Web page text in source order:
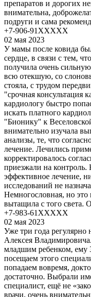
препаратов и дорогих
внимательна,
подруги и сама
+7-906-91XXXXX
02 мая 2023
У мамы после ковида
сердце, в связи с тем,
получила очень
всю отекшую, со
стояла, с трудом
"срочная консультация
кардиологу быстро
искать платного
"Бионику" к
внимательно изучала
анализы, те, что
лечение. Лечились
корректировалось
приезжали на контроль.
эффективное лечение,
исследований не
Немногословная, но это
вытащила с того света.
+7-983-61XXXXX
02 мая 2023
Уже три года
Алексея
младшим ребенком, ему
посещаем этого
попадаем вовремя,
достаточно. Выбрали
специалист, ещё не
врачи, очень